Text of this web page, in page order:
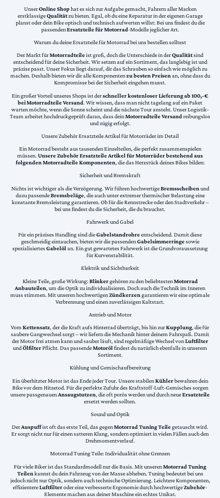
UnserOnline Shophat es sich zur Aufgabe gemacht, Fahrern aller Marken
erstklassigeQualitätzu bieten. Egal, ob du eine Reparatur in der eigenen Garage
planst oder dein Bike optisch und technisch aufwerten willst: Bei uns findest du die
passendenErsatzteile für Motorrad-Modelle jeglicher Art.
Warum du deine Ersatzteile für Motorrad bei uns bestellen solltest
Der Markt fürMotorradteileist groß, doch die Unterschiede in derQualitätsind
entscheidend für deine Sicherheit. Wir setzen auf ein Sortiment, das langlebig ist und
präzise passt. Unser Fokus liegt darauf, dir das Schrauben so einfach wie möglich zu
machen. Deshalb bieten wir dir alle Komponentenzu besten Preisenan, ohne dass du
Kompromisse bei der Sicherheit eingehen musst.
Ein großer Vorteil unseres Shops ist derschneller kostenloser Lieferung ab 100,-€
bei Motorradteile Versand. Wir wissen, dass man nicht tagelang auf ein Paket
warten möchte, wenn die Sonne scheint und die nächste Tour ansteht. Unser Logistik-
Team arbeitet hochdruckgeprüft daran, dass deinMotorradteile Versand reibungslos
und zügig erfolgt.
Unsere Zubehör Ersatzteile Artikel für Motorräder im Detail
Ein Motorrad besteht aus tausenden Einzelteilen, die perfekt zusammenspielen
müssen. Unsere Zubehör Ersatzteile Artikel für Motorräder bestehend aus
folgenden Motorradteile Komponenten, die das Herzstück deines Bikes bilden:
Sicherheit und Bremskraft
Nichts ist wichtiger als die Verzögerung. Wir führen hochwertigeBremsscheiben und
dazu passendeBremsbeläge, die auch unter extremer thermischer Belastung eine
konstante Bremsleistung garantieren. Ob für die Rennstrecke oder den Stadtverkehr –
bei uns findest du die Sicherheit, die du brauchst.
Fahrwerk und Gabel
Für ein präzises Handling sind dieGabelstandrohreentscheidend. Damit diese
geschmeidig eintauchen, bieten wir die passendenGabelsimmerringesowie
spezialisiertesGabelölan. Ein gut gewartetes Fahrwerk ist die Grundvoraussetzung
für Kurvenstabilität.
Elektrik und Sichtbarkeit
Kleine Teile, große Wirkung: Blinkergehören zu den beliebtestenMotorrad
Anbauteilen, um die Optik zu individualisieren. Doch auch die Technik im Inneren
muss stimmen. Mit unseren hochwertigenZündkerzen garantieren wir eine optimale
Verbrennung und einen zuverlässigen Kaltstart.
Antrieb und Motor
VomKettensatz, der die Kraft aufs Hinterrad überträgt, bis hin zurKupplung, die für
saubere Gangwechsel sorgt – wir liefern die Mechanik hinter deinem Fahrspaß. Damit
der Motor frei atmen kann und sauber läuft, sind regelmäßige Wechsel vonLuftfilter
undÖlfilterPflicht. Das passendeMotorölfindest du natürlich ebenfalls in unserem
Sortiment.
Kühlung und Gemischaufbereitung
Ein überhitzter Motor ist das Ende jeder Tour. Unsere stabilenKühlerbewahren dein
Bike vor dem Hitzetod. Für die perfekte Zufuhr des Kraftstoff-Luft-Gemisches sorgen
unsere passgenauenAnsaugstutzen, die oft porös werden und durch neueErsatzteile
ersetzt werden sollten.
Sound und Optik
DerAuspuffist oft das erste Teil, das gegenMotorrad Tuning Teilegetauscht wird.
Er sorgt nicht nur für einen satteren Klang, sondern optimiert in vielen Fällen auch den
Drehmomentverlauf.
Motorrad Tuning Teile: Individualität ohne Grenzen
Für viele Biker ist das Standardmodell nur die Basis. Mit unserenMotorrad Tuning
Teilen kannst du dein Fahrzeug von der Masse abheben. Tuning bedeutet bei uns
jedoch nicht nur Optik, sondern auch technische Optimierung. Leichtere Komponenten,
effizientereLuftfilteroder eine verbesserte Ergonomie durch hochwertigeZubehör-
Elemente machen aus deiner Maschine ein echtes Unikat.